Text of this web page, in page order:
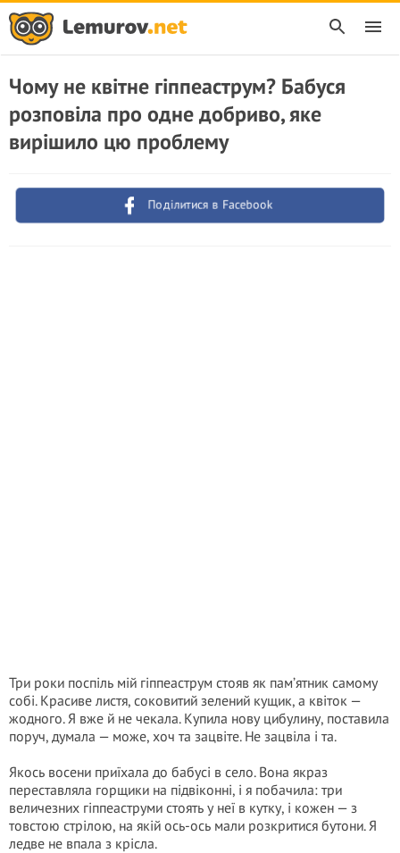
Чому не квітне гіппеаструм? Бабуся
розповіла про одне добриво, яке
вирішило цю проблему
Поділитися в Facebook
Три роки поспіль мій гіппеаструм стояв як пам’ятник самому
собі. Красиве листя, соковитий зелений кущик, а квіток —
жодного. Я вже й не чекала. Купила нову цибулину, поставила
поруч, думала — може, хоч та зацвіте. Не зацвіла і та.
Якось восени приїхала до бабусі в село. Вона якраз
переставляла горщики на підвіконні, і я побачила: три
величезних гіппеаструми стоять у неї в кутку, і кожен — з
товстою стрілою, на якій ось-ось мали розкритися бутони. Я
ледве не впала з крісла.